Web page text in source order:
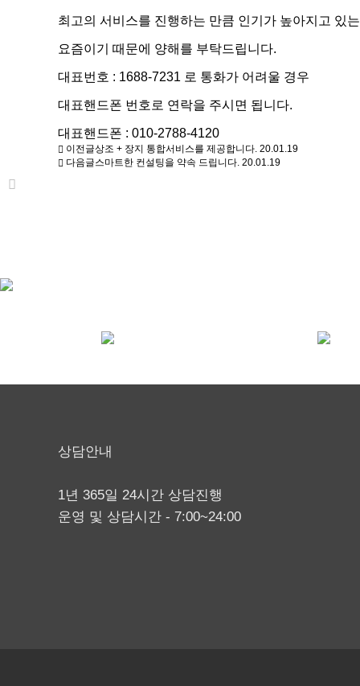
최고의 서비스를 진행하는 만큼 인기가 높아지고 있는
요즘이기 때문에 양해를 부탁드립니다.
대표번호 : 1688-7231 로 통화가 어려울 경우
대표핸드폰 번호로 연락을 주시면 됩니다.
대표핸드폰 : 010-2788-4120
이전글상조 + 장지 통합서비스를 제공합니다. 20.01.19
다음글스마트한 컨설팅을 약속 드립니다. 20.01.19
상담안내
1년 365일 24시간 상담진행
운영 및 상담시간 - 7:00~24:00